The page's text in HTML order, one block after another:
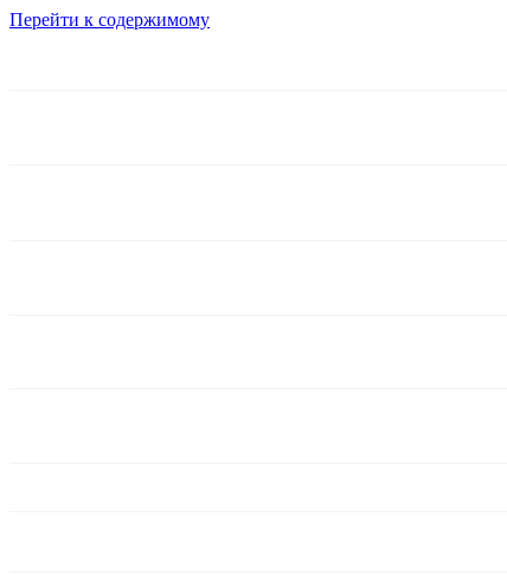
Перейти к содержимому